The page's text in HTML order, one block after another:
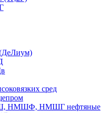
сред
НМШФ, НМШГ нефтяные